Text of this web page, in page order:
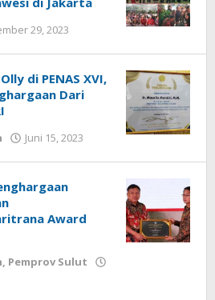
29, 2023
di PENAS XVI,
Dari
Juni 15, 2023
Award
, Pemprov Sulut